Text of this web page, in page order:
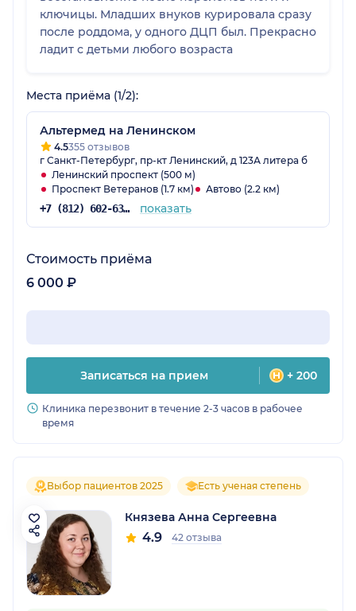
ключицы. Младших внуков курировала сразу
после роддома, у одного ДЦП был. Прекрасно
ладит с детьми любого возраста
Места приёма (1/2):
Альтермед на Ленинском
4.5355 отзывов
г Санкт-Петербург, пр-кт Ленинский, д 123А литера б
Ленинский проспект (500 м)
Проспект Ветеранов (1.7 км)
Автово (2.2 км)
+7 (812) 602-63-59 показать
Стоимость приёма
6 000 ₽
Записаться на прием + 200
Клиника перезвонит в течение 2-3 часов в рабочее
время
Выбор пациентов 2025 Есть ученая степень
Князева Анна Сергеевна
4.9 42 отзыва